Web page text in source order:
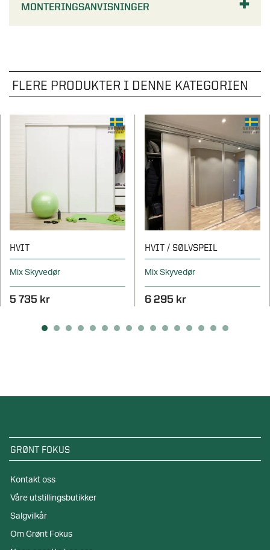
MONTERINGSANVISNINGER
FLERE PRODUKTER I DENNE KATEGORIEN
HVIT
Mix Skyvedør
5 735 kr
HVIT / SØLVSPEIL
Mix Skyvedør
6 295 kr
GRØNT FOKUS
Kontakt oss
Våre utstillingsbutikker
Salgvilkår
Om Grønt Fokus